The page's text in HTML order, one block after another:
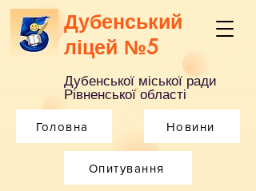
Дубенський
ліцей №5
Дубенської міської ради
Рівненської області
Головна Новини
Опитування